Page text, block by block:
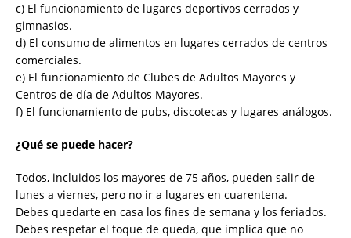
c) El funcionamiento de lugares deportivos cerrados y
gimnasios.
d) El consumo de alimentos en lugares cerrados de centros
comerciales.
e) El funcionamiento de Clubes de Adultos Mayores y
Centros de día de Adultos Mayores.
f) El funcionamiento de pubs, discotecas y lugares análogos.
¿Qué se puede hacer?
Todos, incluidos los mayores de 75 años, pueden salir de
lunes a viernes, pero no ir a lugares en cuarentena.
Debes quedarte en casa los fines de semana y los feriados.
Debes respetar el toque de queda, que implica que no